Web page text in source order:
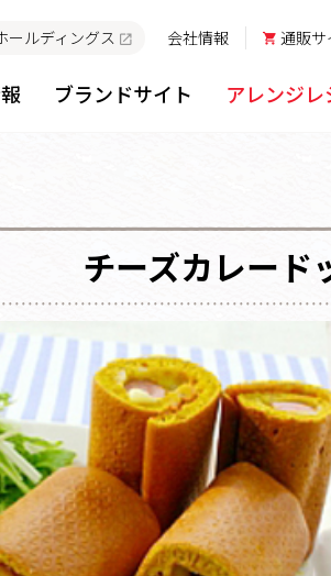
ールディングス 会社情報 通販サ
ブランドサイト アレンジレ
チーズカレード